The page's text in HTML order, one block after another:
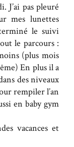
J’ai pas pleuré
mes lunettes
le suivi
le parcours :
(plus mois
En plus il a
des niveaux
rempiler l’an
en baby gym
vacances et